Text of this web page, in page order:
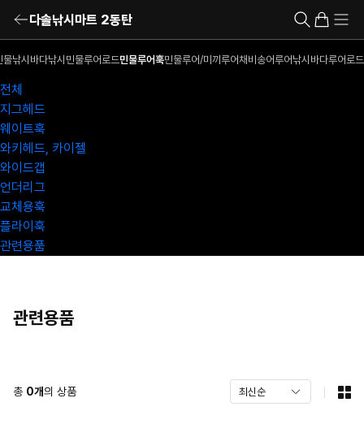
다솔낚시마트 2동탄
물낚시 바다낚시 민물루어로드민물루어훅민물루어/미끼 루어채비 송어루어낚시 바다루어로드
전체
지그헤드
웨이트훅
와키헤드, 카이젤
와이드갭
언더리그
교체용훅
플라이훅
관련용품
관련용품
총 0개의 상품